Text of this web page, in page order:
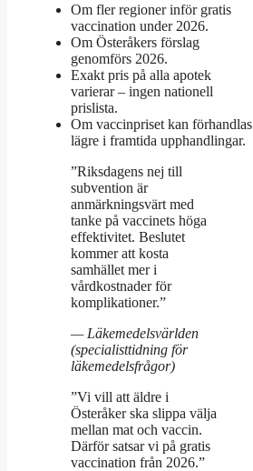
Om fler regioner inför gratis
vaccination under 2026.
Om Österåkers förslag
genomförs 2026.
Exakt pris på alla apotek
varierar – ingen nationell
prislista.
Om vaccinpriset kan förhandlas
lägre i framtida upphandlingar.
”Riksdagens nej till
subvention är
anmärkningsvärt med
tanke på vaccinets höga
effektivitet. Beslutet
kommer att kosta
samhället mer i
vårdkostnader för
komplikationer.”
— Läkemedelsvärlden
(specialisttidning för
läkemedelsfrågor)
”Vi vill att äldre i
Österåker ska slippa välja
mellan mat och vaccin.
Därför satsar vi på gratis
vaccination från 2026.”